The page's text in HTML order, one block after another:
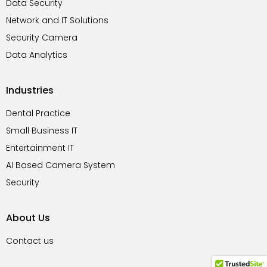
k
m
Data Security
Network and IT Solutions
Security Camera
Data Analytics
Industries
Dental Practice
Small Business IT
Entertainment IT
AI Based Camera System
Security
About Us
Contact us